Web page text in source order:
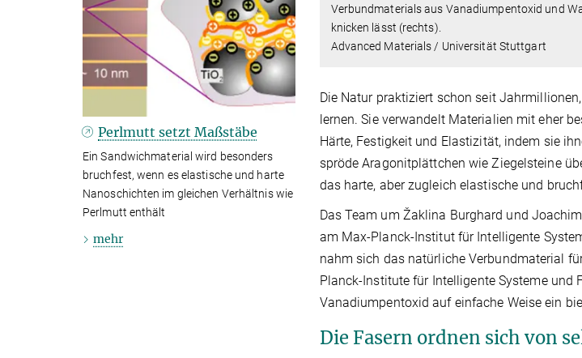
Verbundmaterials aus Vanadiumpentoxid und
knicken lässt (rechts).
Advanced Materials / Universität Stuttgart
Die Natur praktiziert schon seit
lernen. Sie verwandelt Materialien mit eher
Härte, Festigkeit und Elastizität, indem sie
spröde Aragonitplättchen wie Ziegelsteine
das harte, aber zugleich elastische und
Das Team um Žaklina Burghard und
am Max-Planck-Institut für Intelligente
nahm sich das natürliche Verbundmaterial
Planck-Institute für Intelligente Systeme und
Vanadiumpentoxid auf einfache Weise ein
Die Fasern ordnen sich von
Perlmutt setzt Maßstäbe
Ein Sandwichmaterial wird besonders
bruchfest, wenn es elastische und harte
Nanoschichten im gleichen Verhältnis wie
Perlmutt enthält
mehr